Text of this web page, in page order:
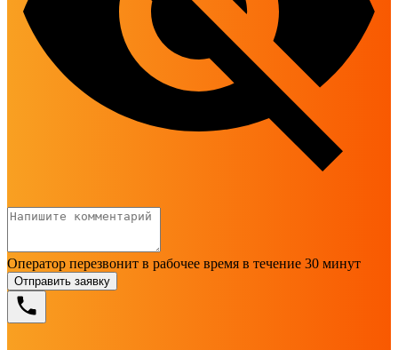
Оператор перезвонит в рабочее время в течение 30 минут
Отправить заявку